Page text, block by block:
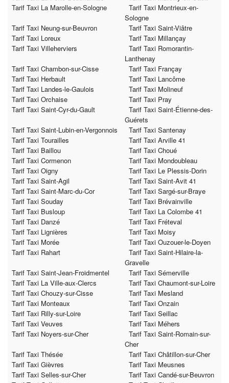
Tarif Taxi La Marolle-en-Sologne
Tarif Taxi Montrieux-en-
Sologne
Tarif Taxi Neung-sur-Beuvron
Tarif Taxi Saint-Viâtre
Tarif Taxi Loreux
Tarif Taxi Millançay
Tarif Taxi Villeherviers
Tarif Taxi Romorantin-
Lanthenay
Tarif Taxi Chambon-sur-Cisse
Tarif Taxi Françay
Tarif Taxi Herbault
Tarif Taxi Lancôme
Tarif Taxi Landes-le-Gaulois
Tarif Taxi Molineuf
Tarif Taxi Orchaise
Tarif Taxi Pray
Tarif Taxi Saint-Cyr-du-Gault
Tarif Taxi Saint-Étienne-des-
Guérets
Tarif Taxi Saint-Lubin-en-Vergonnois
Tarif Taxi Santenay
Tarif Taxi Tourailles
Tarif Taxi Arville 41
Tarif Taxi Baillou
Tarif Taxi Choué
Tarif Taxi Cormenon
Tarif Taxi Mondoubleau
Tarif Taxi Oigny
Tarif Taxi Le Plessis-Dorin
Tarif Taxi Saint-Agil
Tarif Taxi Saint-Avit 41
Tarif Taxi Saint-Marc-du-Cor
Tarif Taxi Sargé-sur-Braye
Tarif Taxi Souday
Tarif Taxi Brévainville
Tarif Taxi Busloup
Tarif Taxi La Colombe 41
Tarif Taxi Danzé
Tarif Taxi Fréteval
Tarif Taxi Lignières
Tarif Taxi Moisy
Tarif Taxi Morée
Tarif Taxi Ouzouer-le-Doyen
Tarif Taxi Rahart
Tarif Taxi Saint-Hilaire-la-
Gravelle
Tarif Taxi Saint-Jean-Froidmentel
Tarif Taxi Sémerville
Tarif Taxi La Ville-aux-Clercs
Tarif Taxi Chaumont-sur-Loire
Tarif Taxi Chouzy-sur-Cisse
Tarif Taxi Mesland
Tarif Taxi Monteaux
Tarif Taxi Onzain
Tarif Taxi Rilly-sur-Loire
Tarif Taxi Seillac
Tarif Taxi Veuves
Tarif Taxi Méhers
Tarif Taxi Noyers-sur-Cher
Tarif Taxi Saint-Romain-sur-
Cher
Tarif Taxi Thésée
Tarif Taxi Châtillon-sur-Cher
Tarif Taxi Gièvres
Tarif Taxi Meusnes
Tarif Taxi Selles-sur-Cher
Tarif Taxi Candé-sur-Beuvron